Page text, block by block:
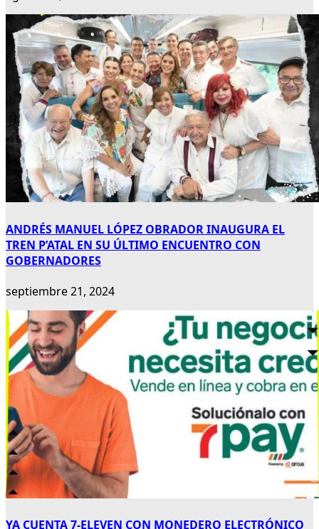
ANDRÉS MANUEL LÓPEZ OBRADOR INAUGURA EL
TREN P’ATAL EN SU ÚLTIMO ENCUENTRO CON
GOBERNADORES
septiembre 21, 2024
YA CUENTA 7-ELEVEN CON MONEDERO ELECTRÓNICO